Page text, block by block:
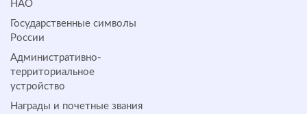
НАО
Государственные символы
России
Административно-
территориальное
устройство
Награды и почетные звания